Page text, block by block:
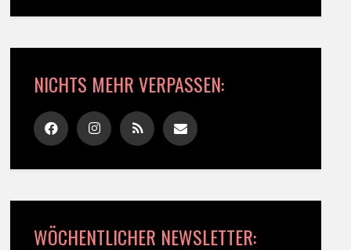
NICHTS MEHR VERPASSEN:
WÖCHENTLICHER NEWSLETTER: